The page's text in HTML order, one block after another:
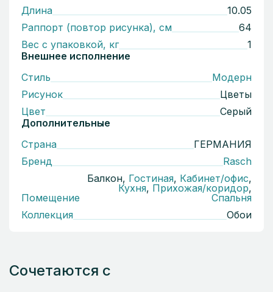
Длина
10.05
Раппорт (повтор рисунка), см
64
Вес с упаковкой, кг
1
Внешнее исполнение
Стиль
Модерн
Рисунок
Цветы
Цвет
Серый
Дополнительные
Страна
ГЕРМАНИЯ
Бренд
Rasch
Помещение
Балкон, Гостиная, Кабинет/офис,
Кухня, Прихожая/коридор,
Спальня
Коллекция
Обои
Сочетаются с